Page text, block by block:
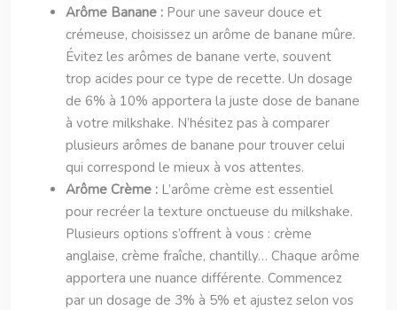
Arôme Banane : Pour une saveur douce et
crémeuse, choisissez un arôme de banane mûre.
Évitez les arômes de banane verte, souvent
trop acides pour ce type de recette. Un dosage
de 6% à 10% apportera la juste dose de banane
à votre milkshake. N’hésitez pas à comparer
plusieurs arômes de banane pour trouver celui
qui correspond le mieux à vos attentes.
Arôme Crème : L’arôme crème est essentiel
pour recréer la texture onctueuse du milkshake.
Plusieurs options s’offrent à vous : crème
anglaise, crème fraîche, chantilly… Chaque arôme
apportera une nuance différente. Commencez
par un dosage de 3% à 5% et ajustez selon vos